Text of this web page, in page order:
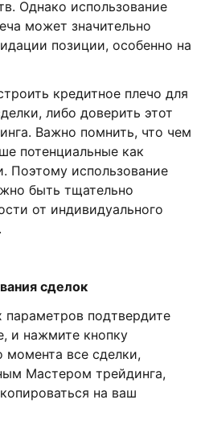
Однако использование
может значительно
позиции, особенно на
кредитное плечо для
либо доверить этот
Важно помнить, что чем
потенциальные как
Поэтому использование
быть тщательно
от индивидуального
сделок
параметров подтвердите
и нажмите кнопку
момента все сделки,
Мастером трейдинга,
на ваш